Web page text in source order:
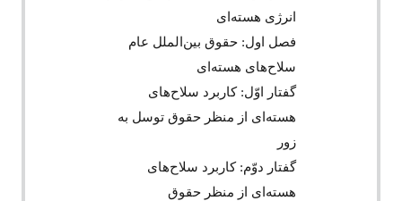
انرژی هسته‌ای
فصل اول: حقوق بین‌الملل عام
سلاح‌های هسته‌ای
گفتار اوّل: کاربرد سلاح‌های
هسته‌ای از منظر حقوق توسل به
زور
گفتار دوّم: کاربرد سلاح‌های
هسته‌ای از منظر حقوق